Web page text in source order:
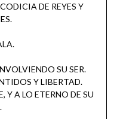
DE REYES Y
SU SER.
Y LIBERTAD.
Y A LO ETERNO DE SU